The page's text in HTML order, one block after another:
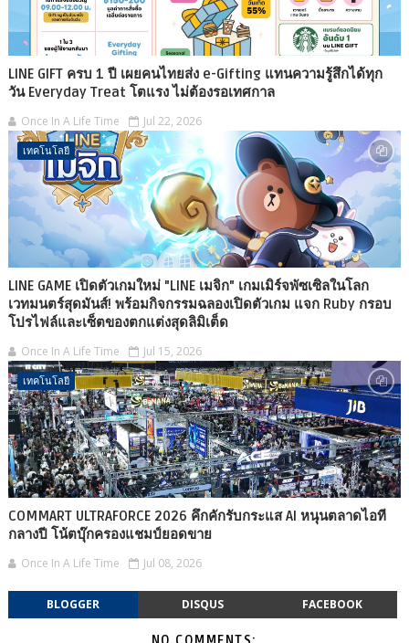
LINE GIFT ครบ 1 ปี เผยคนไทยส่ง e-Gifting แทนความรู้สึกได้ทุก
วัน Everyday Treat โตแรง ไม่ต้องรอเทศกาล
Once In A Life Time Jul 22, 2026
เทคโนโลยี
LINE GAME เปิดตัวเกมใหม่ "LINE เมจิก" เกมเมิร์จพัซเซิลในโลก
เวทมนตร์สุดมันส์! พร้อมกิจกรรมฉลองเปิดตัวเกม แจก Ruby กรอบ
โปรไฟล์และเซ็ตของตกแต่งสุดลิมิเต็ด
Once In A Life Time Jul 15, 2026
เทคโนโลยี
COMMART ULTRAFORCE 2026 คึกคักรับกระแส AI หนุนตลาดไอที
กลางปี โน้ตบุ๊กครองแชมป์ยอดขาย
Once In A Life Time Jul 08, 2026
BLOGGER DISQUS FACEBOOK